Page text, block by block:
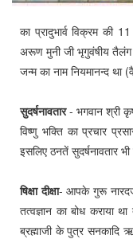
का प्रादुभार्व विक्रम की
अरूण मुनी जी भृगुवंषीय तैलंग
जन्म का नाम नियमानन्द था
सुदर्षनावतार- भगवान श्री
विष्णु भक्ति का प्रचार
इसलिए ठनतें सुदर्षनावतार
षिक्षा दीक्षा- आपके गुरू
तत्वज्ञान का बोध कराया
ब्रह्माजी के पुत्र सनकादि